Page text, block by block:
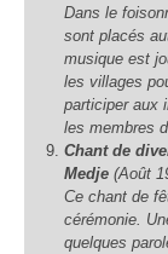
Dans le
sont placés
musique est
les villages
participer aux
les membres
Chant de
Medje (Août
Ce chant de
cérémonie.
quelques